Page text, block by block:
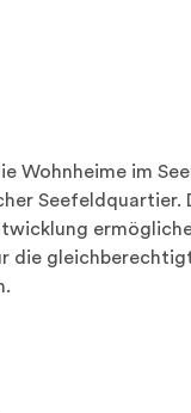
Wohnheime im
die